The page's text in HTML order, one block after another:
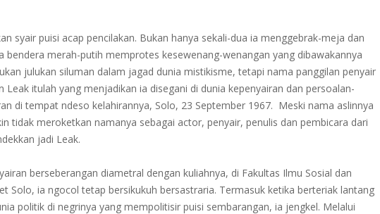
syair puisi acap pencilakan. Bukan hanya sekali-dua ia menggebrak-meja dan
bendera merah-putih memprotes kesewenang-wenangan yang dibawakannya
julukan siluman dalam jagad dunia mistikisme, tetapi nama panggilan penyair
itulah yang menjadikan ia disegani di dunia kepenyairan dan persoalan-
di tempat ndeso kelahirannya, Solo, 23 September 1967. Meski nama aslinnya
tidak meroketkan namanya sebagai actor, penyair, penulis dan pembicara dari
jadi Leak.
berseberangan diametral dengan kuliahnya, di Fakultas Ilmu Sosial dan
Solo, ia ngocol tetap bersikukuh bersastraria. Termasuk ketika berteriak lantang
politik di negrinya yang mempolitisir puisi sembarangan, ia jengkel. Melalui